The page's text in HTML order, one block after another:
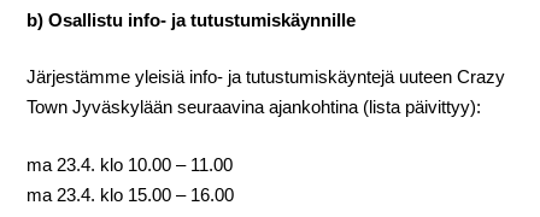
b) Osallistu info- ja tutustumiskäynnille
Järjestämme yleisiä info- ja tutustumiskäyntejä uuteen Crazy
Town Jyväskylään seuraavina ajankohtina (lista päivittyy):
ma 23.4. klo 10.00 – 11.00
ma 23.4. klo 15.00 – 16.00